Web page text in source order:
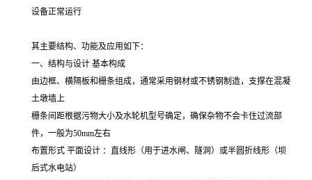
设备正常运行
其主要结构、功能及应用如下：
一、结构与设计 基本构成
由边框、横隔板和栅条组成，通常采用钢材或不锈钢制造，支撑在混凝
土墩墙上
栅条间距根据污物大小及水轮机型号确定，确保杂物不会卡住过流部
件，一般为50mm左右
布置形式 平面设计 ：直线形（用于进水闸、隧洞）或半圆折线形（坝
后式水电站）